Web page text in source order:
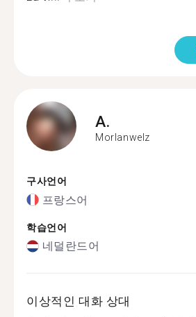
A.
Morlanwelz
구사언어
프랑스어
학습언어
네덜란드어
이상적인 대화 상대